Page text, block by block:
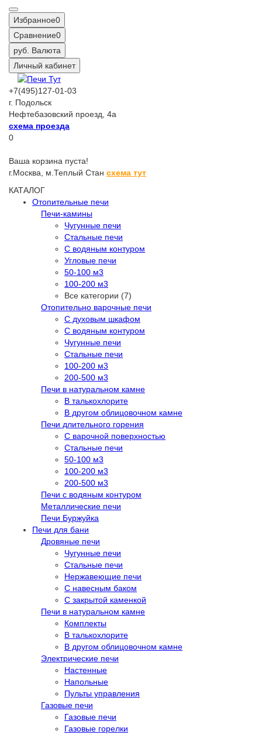
Избранное0
Сравнение0
руб. Валюта
Личный кабинет
+7(495)127-01-03
г. Подольск
Нефтебазовский проезд, 4а
схема проезда
0
Ваша корзина пуста!
г.Москва, м.Теплый Стан схема тут
КАТАЛОГ
Отопительные печи
Печи-камины
Чугунные печи
Стальные печи
С водяным контуром
Угловые печи
50-100 м3
100-200 м3
Все категории (7)
Отопительно варочные печи
С духовым шкафом
С водяным контуром
Чугунные печи
Стальные печи
100-200 м3
200-500 м3
Печи в натуральном камне
В талькохлорите
В другом облицовочном камне
Печи длительного горения
С варочной поверхностью
Стальные печи
50-100 м3
100-200 м3
200-500 м3
Печи с водяным контуром
Металлические печи
Печи Буржуйка
Печи для бани
Дровяные печи
Чугунные печи
Стальные печи
Нержавеющие печи
С навесным баком
С закрытой каменкой
Печи в натуральном камне
Комплекты
В талькохлорите
В другом облицовочном камне
Электрические печи
Настенные
Напольные
Пульты управления
Газовые печи
Газовые печи
Газовые горелки